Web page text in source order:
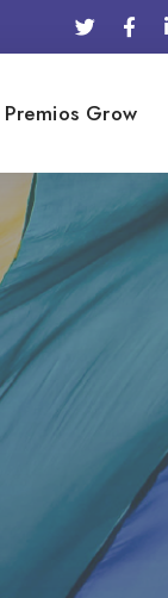
Premios Grow